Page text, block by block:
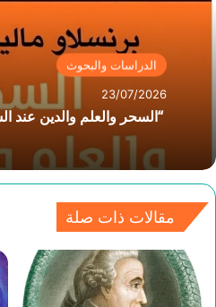
الدراسات والبحوث
23/07/2026
“السحر والعلم والدين عند
مقالات ذات صلة